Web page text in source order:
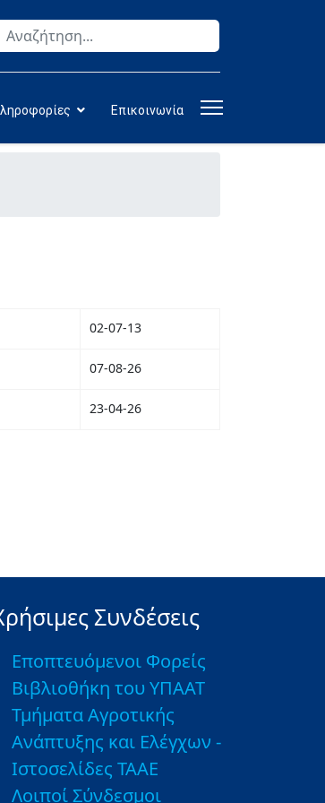
Επικοινωνία
02-07-13
07-08-26
23-04-26
Συνδέσεις
Εποπτευόμενοι Φορείς
Βιβλιοθήκη του ΥΠΑΑΤ
Τμήματα Αγροτικής
Ανάπτυξης και Ελέγχων -
Ιστοσελίδες ΤΑΑΕ
Λοιποί Σύνδεσμοι